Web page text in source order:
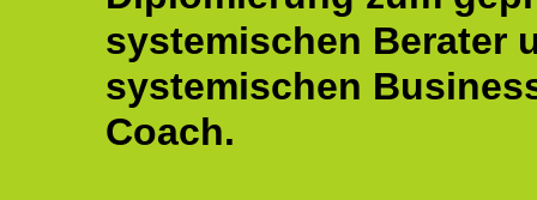
systemischen Berater
systemischen
Coach.